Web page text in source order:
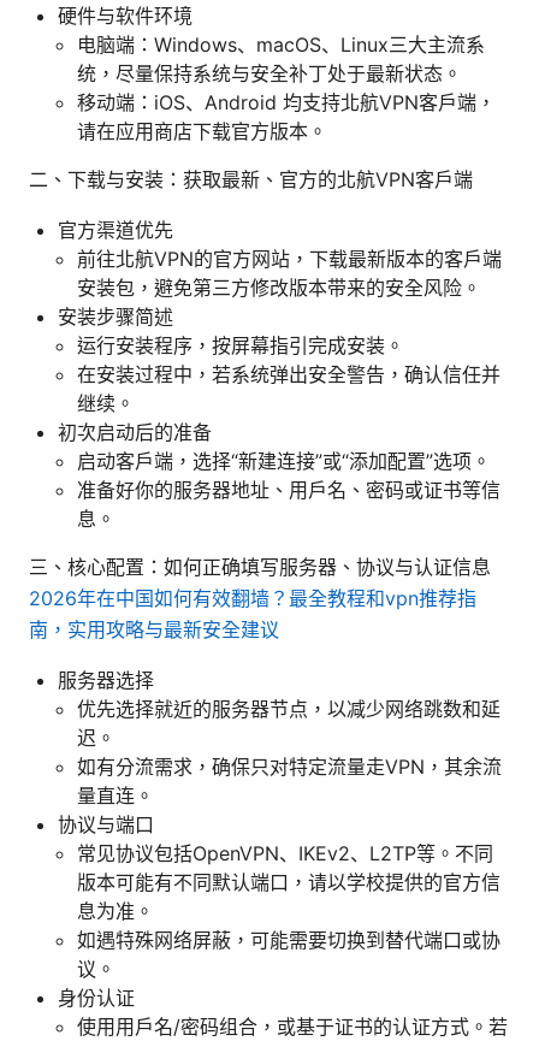
硬件与软件环境
电脑端：Windows、macOS、Linux三大主流系
统，尽量保持系统与安全补丁处于最新状态。
移动端：iOS、Android 均支持北航VPN客户端，
请在应用商店下载官方版本。
二、下载与安装：获取最新、官方的北航VPN客户端
官方渠道优先
前往北航VPN的官方网站，下载最新版本的客户端
安装包，避免第三方修改版本带来的安全风险。
安装步骤简述
运行安装程序，按屏幕指引完成安装。
在安装过程中，若系统弹出安全警告，确认信任并
继续。
初次启动后的准备
启动客户端，选择“新建连接”或“添加配置”选项。
准备好你的服务器地址、用户名、密码或证书等信
息。
三、核心配置：如何正确填写服务器、协议与认证信息
2026年在中国如何有效翻墙？最全教程和vpn推荐指
南，实用攻略与最新安全建议
服务器选择
优先选择就近的服务器节点，以减少网络跳数和延
迟。
如有分流需求，确保只对特定流量走VPN，其余流
量直连。
协议与端口
常见协议包括OpenVPN、IKEv2、L2TP等。不同
版本可能有不同默认端口，请以学校提供的官方信
息为准。
如遇特殊网络屏蔽，可能需要切换到替代端口或协
议。
身份认证
使用用户名/密码组合，或基于证书的认证方式。若